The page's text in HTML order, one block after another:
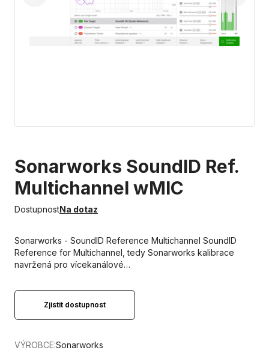
Sonarworks SoundID Ref.
Multichannel wMIC
DostupnostNa dotaz
Sonarworks - SoundID Reference Multichannel SoundID
Reference for Multichannel, tedy Sonarworks kalibrace
navržená pro vícekanálové…
Zjistit dostupnost
VÝROBCE:Sonarworks